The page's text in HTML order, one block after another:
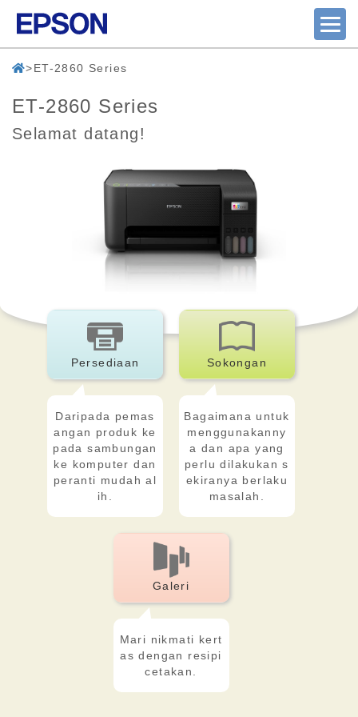
ET-2860 Series
ET-2860 Series
Selamat datang!
Persediaan
Daripada pemas
angan produk ke
pada sambungan
ke komputer dan
peranti mudah al
ih.
Sokongan
Bagaimana untuk
menggunakanny
a dan apa yang
perlu dilakukan s
ekiranya berlaku
masalah.
Galeri
Mari nikmati kert
as dengan resipi
cetakan.